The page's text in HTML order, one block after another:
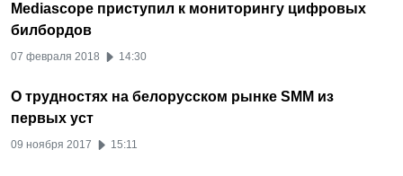
Mediascope приступил к мониторингу цифровых
билбордов
07 февраля 2018 14:30
О трудностях на белорусском рынке SMM из
первых уст
09 ноября 2017 15:11